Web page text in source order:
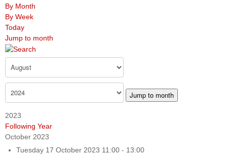
By Month
By Week
Today
Jump to month
Jump to month
2023
Following Year
October 2023
Tuesday 17 October 2023 11:00 - 13:00